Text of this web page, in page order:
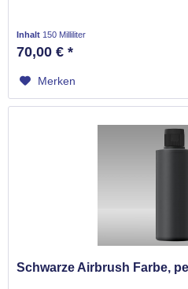
Inhalt 150 Milliliter
70,00 € *
Merken
Schwarze Airbrush Farbe,